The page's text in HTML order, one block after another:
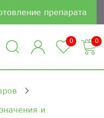
препарата
0 0
и